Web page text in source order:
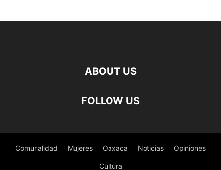
ABOUT US
FOLLOW US
Comunalidad Mujeres Oaxaca Noticias Opiniones
Cultura